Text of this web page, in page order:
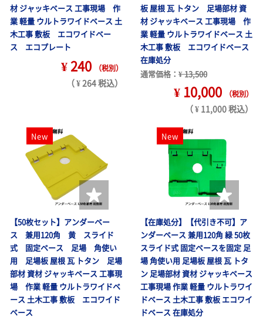
材 ジャッキベース 工事現場 作
業 軽量 ウルトラワイドベース 土
木工事 敷板 エコワイドベー
ス エコプレート
¥ 240 （税別）
（ ¥ 264 税込）
板 屋根 瓦 トタン 足場部材 資
材 ジャッキベース 工事現場 作
業 軽量 ウルトラワイドベース 土
木工事 敷板 エコワイドベース
在庫処分
通常価格： ¥ 13,500
¥ 10,000 （税別）
（ ¥ 11,000 税込）
New
【50枚セット】アンダーベー
ス 兼用120角 黄 スライド
式 固定ベース 足場 角使い
用 足場板 屋根 瓦 トタン 足場
部材 資材 ジャッキベース 工事現
場 作業 軽量 ウルトラワイドベ
ース 土木工事 敷板 エコワイド
ベース
New
【在庫処分】【代引き不可】ア
ンダーベース 兼用120角 緑 50枚
スライド式 固定ベースを固定 足
場 角使い用 足場板 屋根 瓦 トタ
ン 足場部材 資材 ジャッキベース
工事現場 作業 軽量 ウルトラワイ
ドベース 土木工事 敷板 エコワイ
ドベース 在庫処分